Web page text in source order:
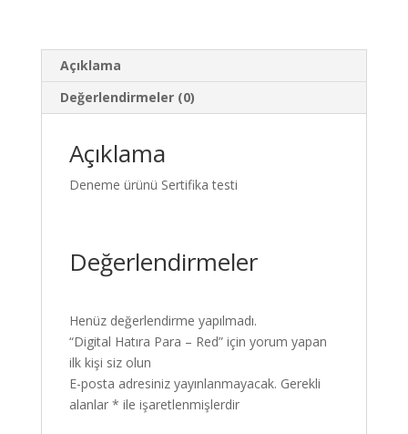
Açıklama
Değerlendirmeler (0)
Açıklama
Deneme ürünü Sertifika testi
Değerlendirmeler
Henüz değerlendirme yapılmadı.
“Digital Hatıra Para – Red” için yorum yapan
ilk kişi siz olun
E-posta adresiniz yayınlanmayacak. Gerekli
alanlar * ile işaretlenmişlerdir